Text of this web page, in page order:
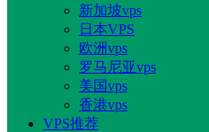
新加坡vps
日本VPS
欧洲vps
罗马尼亚vps
美国vps
香港vps
VPS推荐